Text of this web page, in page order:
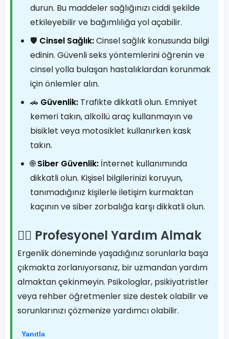
durun. Bu maddeler sağlığınızı ciddi şekilde
etkileyebilir ve bağımlılığa yol açabilir.
🛡️ Cinsel Sağlık:Cinsel sağlık konusunda bilgi
edinin. Güvenli seks yöntemlerini öğrenin ve
cinsel yolla bulaşan hastalıklardan korunmak
için önlemler alın.
🚗 Güvenlik: Trafikte dikkatli olun. Emniyet
kemeri takın, alkollü araç kullanmayın ve
bisiklet veya motosiklet kullanırken kask
takın.
🌐Siber Güvenlik: İnternet kullanımında
dikkatli olun. Kişisel bilgilerinizi koruyun,
tanımadığınız kişilerle iletişim kurmaktan
kaçının ve siber zorbalığa karşı dikkatli olun.
👨‍⚕️ Profesyonel Yardım Almak
Ergenlik döneminde yaşadığınız sorunlarla başa
çıkmakta zorlanıyorsanız, bir uzmandan yardım
almaktan çekinmeyin. Psikologlar, psikiyatristler
veya rehber öğretmenler size destek olabilir ve
sorunlarınızı çözmenize yardımcı olabilir.
Yanıtla